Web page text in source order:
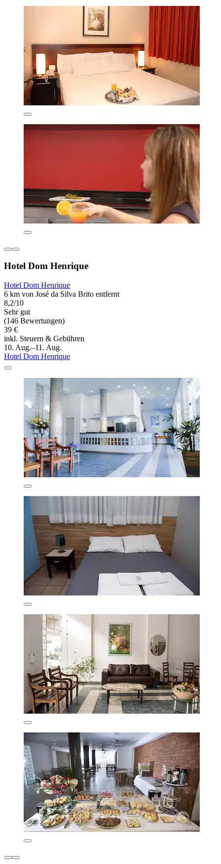
Hotel Dom Henrique
Hotel Dom Henrique
6 km von José da Silva Brito entfernt
8,2/10
Sehr gut
(146 Bewertungen)
39 €
inkl. Steuern & Gebühren
10. Aug.–11. Aug.
Hotel Dom Henrique